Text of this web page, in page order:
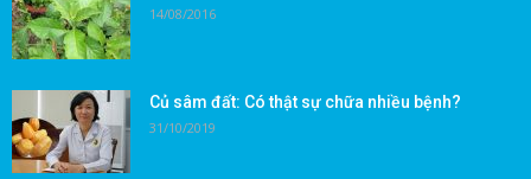
14/08/2016
Củ sâm đất: Có thật sự chữa nhiều bệnh?
31/10/2019